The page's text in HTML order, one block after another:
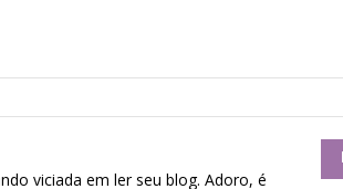
viciada em ler seu blog. Adoro, é